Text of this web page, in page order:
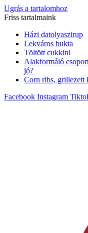
Ugrás a tartalomhoz
Friss tartalmaink
Házi datolyaszirup
Lekváros bukta
Töltött cukkini
Alakformáló
jó?
Corn ribs, grillezett
Facebook Instagram